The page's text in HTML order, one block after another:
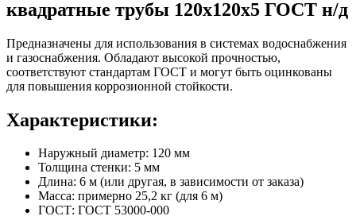
квадратные трубы 120х120х5 ГОСТ н/д
Предназначены для использования в системах водоснабжения
и газоснабжения. Обладают высокой прочностью,
соответствуют стандартам ГОСТ и могут быть оцинкованы
для повышения коррозионной стойкости.
Характеристики:
Наружный диаметр: 120 мм
Толщина стенки: 5 мм
Длина: 6 м (или другая, в зависимости от заказа)
Масса: примерно 25,2 кг (для 6 м)
ГОСТ: ГОСТ 53000-000